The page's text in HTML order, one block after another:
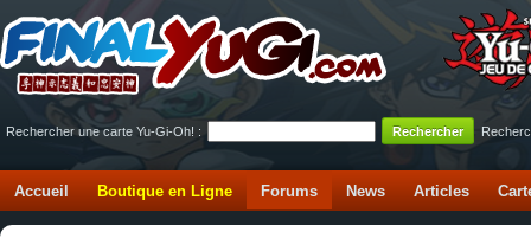
Rechercher une carte Yu-Gi-Oh! :
Accueil Boutique en Ligne Forums News Articles